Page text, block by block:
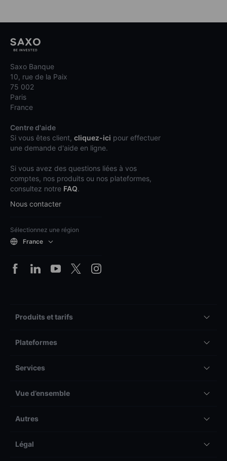
Saxo Banque
10, rue de la Paix
75 002
Paris
France
Centre d'aide
Si vous êtes client, cliquez-ici pour effectuer
une demande d'aide en ligne.
Si vous avez des questions liées à vos
comptes, nos produits ou nos plateformes,
consultez notre FAQ.
Nous contacter
Sélectionnez une région
France
Produits et tarifs
Plateformes
Services
Vue d’ensemble
Autres
Légal